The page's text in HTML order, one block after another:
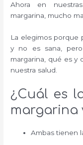
Ahora en
margarina, mucho
La elegimos porque
y no es sana,
margarina, qué es y
nuestra salud.
¿Cuál es
margarina
Ambas tienen